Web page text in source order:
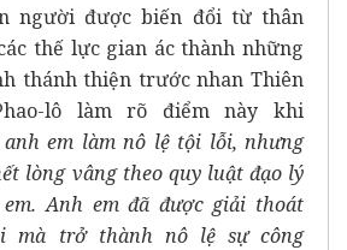
người được biến đổi từ thân
thế lực gian ác thành những
thánh thiện trước nhan Thiên
lô làm rõ điểm này khi
anh em làm nô lệ tội lỗi, nhưng
lòng vâng theo quy luật đạo lý
Anh em đã được giải thoát
mà trở thành nô lệ sự công